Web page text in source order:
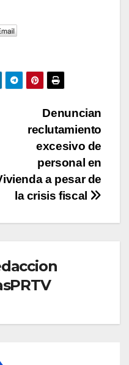
Denuncian
reclutamiento
excesivo de
personal en
a pesar de
la crisis fiscal